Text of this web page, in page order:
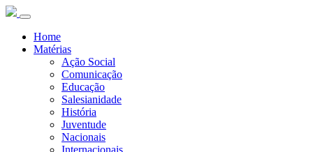
Home
Matérias
Ação Social
Comunicação
Educação
Salesianidade
História
Juventude
Nacionais
Internacionais